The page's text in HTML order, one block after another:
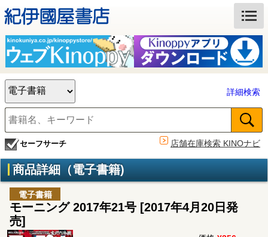
詳細検索
セーフサーチ 店舗在庫検索 KINOナビ
商品詳細（電子書籍)
電子書籍
モーニング 2017年21号 [2017年4月20日発
売]